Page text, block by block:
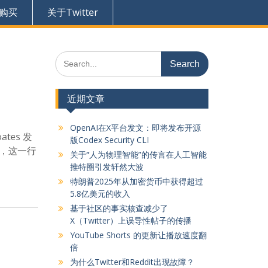
买 关于Twitter
发
这一行
Search
for:
近期文章
OpenAI在X平台发文：即将发布开源
版Codex Security CLI
关于“人为物理智能”的传言在人工智能
推特圈引发轩然大波
特朗普2025年从加密货币中获得超过
5.8亿美元的收入
基于社区的事实核查减少了
X（Twitter）上误导性帖子的传播
YouTube Shorts 的更新让播放速度翻
倍
为什么Twitter和Reddit出现故障？